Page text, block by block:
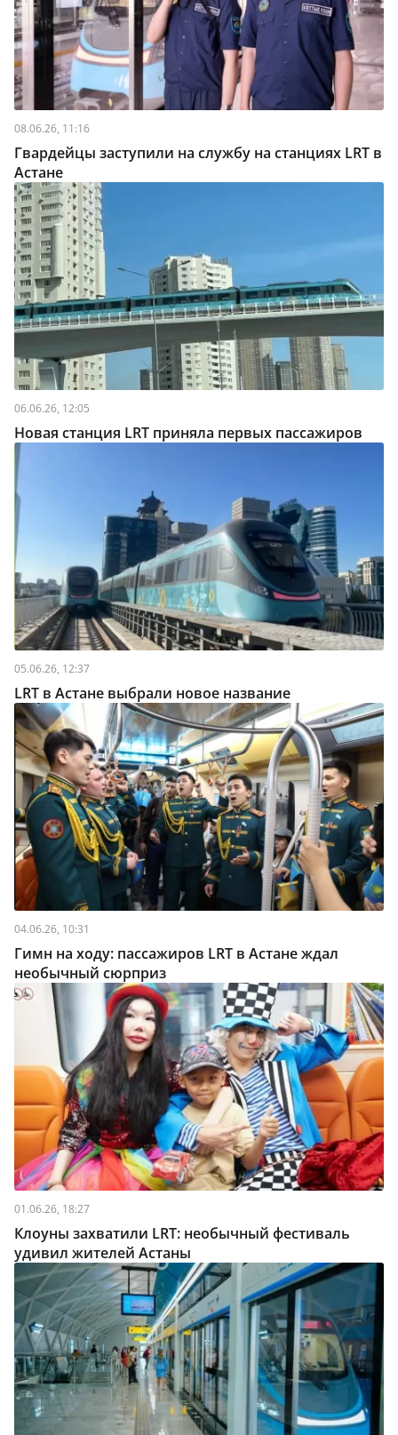
08.06.26, 11:16
Гвардейцы заступили на службу на станциях LRT в
Астане
06.06.26, 12:05
Новая станция LRT приняла первых пассажиров
05.06.26, 12:37
LRT в Астане выбрали новое название
04.06.26, 10:31
Гимн на ходу: пассажиров LRT в Астане ждал
необычный сюрприз
01.06.26, 18:27
Клоуны захватили LRT: необычный фестиваль
удивил жителей Астаны